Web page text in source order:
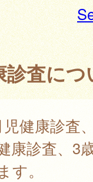
診査につ
健康診査
康診査、3
。